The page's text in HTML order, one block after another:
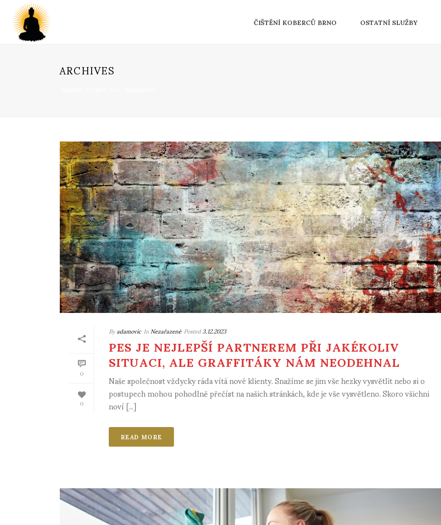
ČIŠTĚNÍ KOBERCŮ BRNO OSTATNÍ SLUŽBY
ARCHIVES
0
0
ByadamovicInNezařazenéPosted3.12.2023
PES JE NEJLEPŠÍ PARTNEREM PŘI JAKÉKOLIV
SITUACI, ALE GRAFFITÁKY NÁM NEODEHNAL
Naše společnost vždycky ráda vítá nové klienty. Snažíme se jim vše hezky vysvětlit nebo si o
postupech mohou pohodlně přečíst na našich stránkách, kde je vše vysvětleno. Skoro všichni
noví [...]
READ MORE